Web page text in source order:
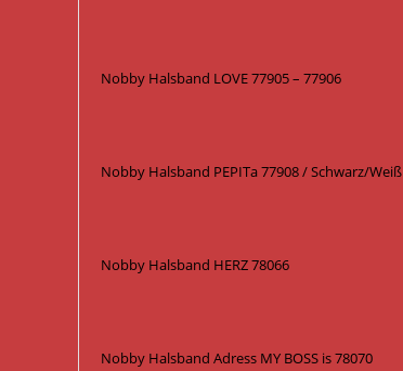
Nobby Halsband LOVE 77905 – 77906
Nobby Halsband PEPITa 77908 / Schwarz/Weiß
Nobby Halsband HERZ 78066
Nobby Halsband Adress MY BOSS is 78070